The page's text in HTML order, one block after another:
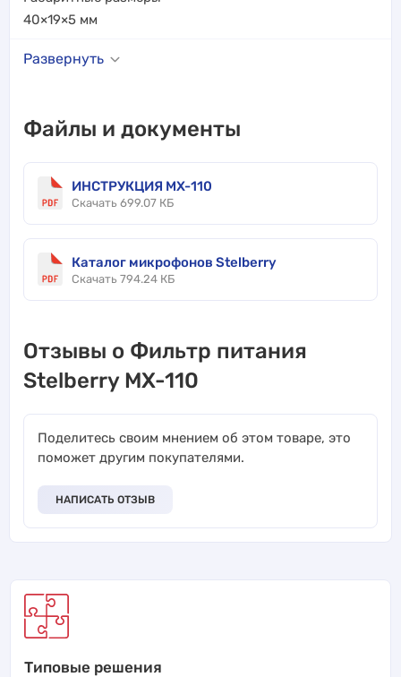
40×19×5 мм
Развернуть
Файлы и документы
ИНСТРУКЦИЯ MX-110
Скачать 699.07 КБ
Каталог микрофонов Stelberry
Скачать 794.24 КБ
Отзывы о Фильтр питания
Stelberry MX-110
Поделитесь своим мнением об этом товаре, это
поможет другим покупателями.
НАПИСАТЬ ОТЗЫВ
Типовые решения